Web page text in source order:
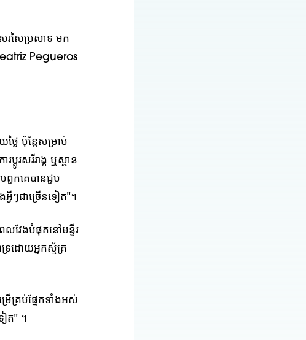
រសៃប្រសាទ មក
Pegueros
ៃ ប៉ុន្តែសម្រាប់
តូរសរីរាង្គ ឬស្ថាន
ពួកគេបានជួប
វីៗជាច្រើនទៀត"។
លវែងបំផុតនៅមន្ទីរ
រដោយអ្នកស្ម័គ្រ
គ្រប់ផ្នែកទាំងអស់
ៀត" ។